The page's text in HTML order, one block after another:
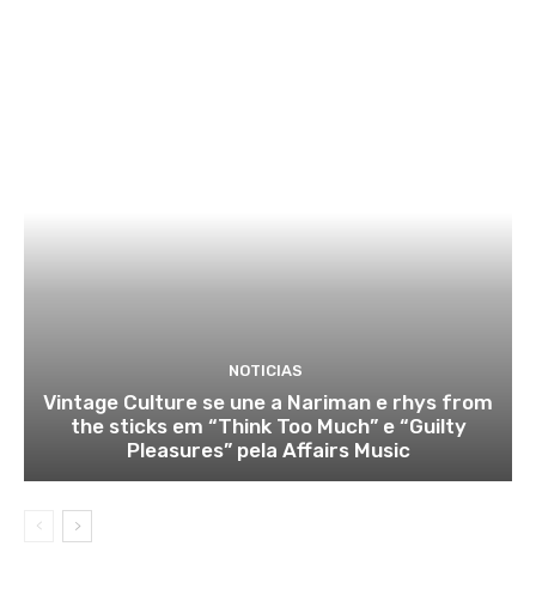
NOTICIAS
Vintage Culture se une a Nariman e rhys from
the sticks em “Think Too Much” e “Guilty
Pleasures” pela Affairs Music